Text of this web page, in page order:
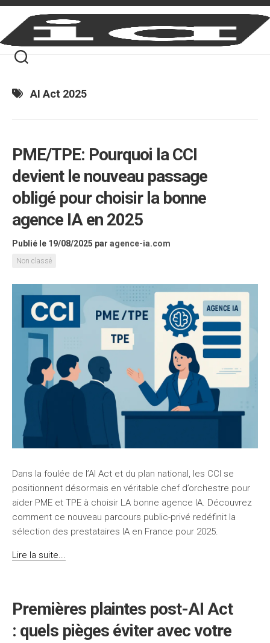
Skip
content
AI Act 2025
PME/TPE: Pourquoi la CCI
devient le nouveau passage
obligé pour choisir la bonne
agence IA en 2025
Publié le 19/08/2025 par agence-ia.com
Non classé
Dans la foulée de l’AI Act et du plan national, les CCI se
positionnent désormais en véritable chef d’orchestre pour
aider PME et TPE à choisir LA bonne agence IA. Découvrez
comment ce nouveau parcours public-privé redéfinit la
sélection des prestataires IA en France pour 2025.
Lire la suite...
Premières plaintes post-AI Act
: quels pièges éviter avec votre